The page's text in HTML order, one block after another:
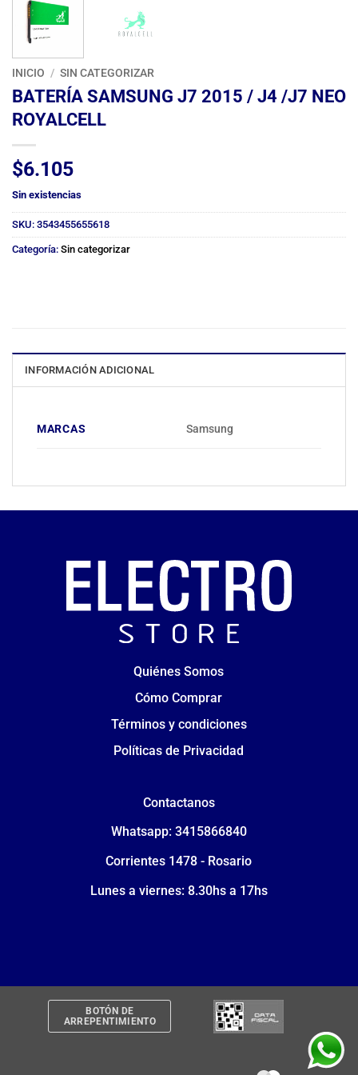
INICIO / SIN CATEGORIZAR
BATERÍA SAMSUNG J7 2015 / J4 /J7 NEO
ROYALCELL
$6.105
Sin existencias
SKU: 3543455655618
Categoría: Sin categorizar
INFORMACIÓN ADICIONAL
MARCAS Samsung
Quiénes Somos
Cómo Comprar
Términos y condiciones
Políticas de Privacidad
Contactanos
Whatsapp: 3415866840
Corrientes 1478 - Rosario
Lunes a viernes: 8.30hs a 17hs
BOTÓN DE
ARREPENTIMIENTO